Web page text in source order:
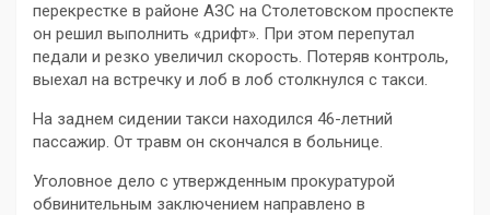
перекрестке в районе АЗС на Столетовском проспекте
он решил выполнить «дрифт». При этом перепутал
педали и резко увеличил скорость. Потеряв контроль,
выехал на встречку и лоб в лоб столкнулся с такси.
На заднем сидении такси находился 46-летний
пассажир. От травм он скончался в больнице.
Уголовное дело с утвержденным прокуратурой
обвинительным заключением направлено в